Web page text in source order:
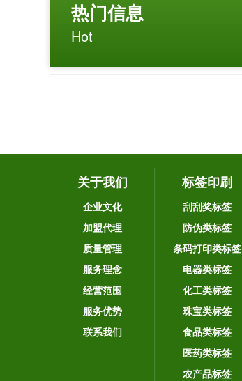
热门信息
Hot
关于我们
企业文化
加盟代理
质量管理
服务理念
经营范围
服务优势
联系我们
标签印刷
刮刮奖标签
防伪类标签
条码打印类标签
电器类标签
化工类标签
珠宝类标签
食品类标签
医药类标签
农产品标签